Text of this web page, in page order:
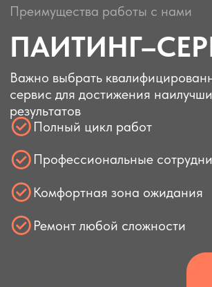
Прозрачный процесс для удовлетворения
всех ваших потребностей
КАК МЫ РАБОТАЕМ?
Качественный сервис
Оставьте свой автомобиль,
Запишитесь на прием
Легко записывайтесь на ремонт
для вас время и приведите свой
автомобиль в идеальное состояние —
быстро и без проблем